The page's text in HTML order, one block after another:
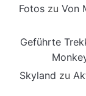
Fotoszu Von
Geführte
Skyland zu